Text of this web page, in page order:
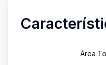
Área